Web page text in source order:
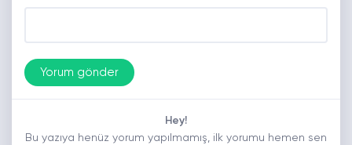
Hey!
Bu yazıya henüz yorum yapılmamış, ilk yorumu hemen sen